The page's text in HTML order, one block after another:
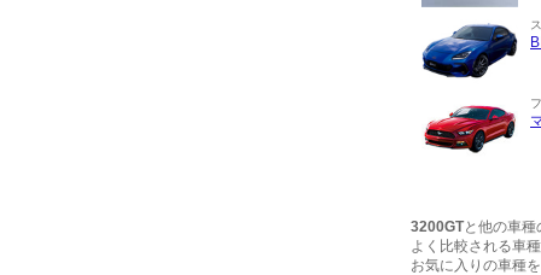
3200GTと他の車種
よく比較される車
お気に入りの車種